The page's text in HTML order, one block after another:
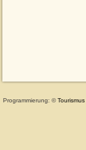
Programmierung: ©Tourismus